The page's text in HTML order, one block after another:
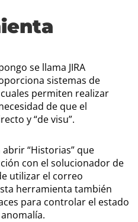
se llama JIRA
sistemas de
permiten realizar
de que el
y “de visu”.
“Historias” que
con el solucionador de
utilizar el correo
herramienta también
para controlar el estado